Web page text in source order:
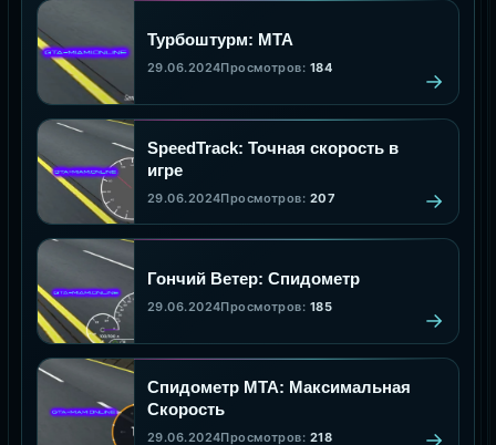
Турбоштурм: MTA
29.06.2024Просмотров: 184
SpeedTrack: Точная скорость в
игре
29.06.2024Просмотров: 207
Гончий Ветер: Спидометр
29.06.2024Просмотров: 185
Спидометр МТА: Максимальная
Скорость
29.06.2024Просмотров: 218